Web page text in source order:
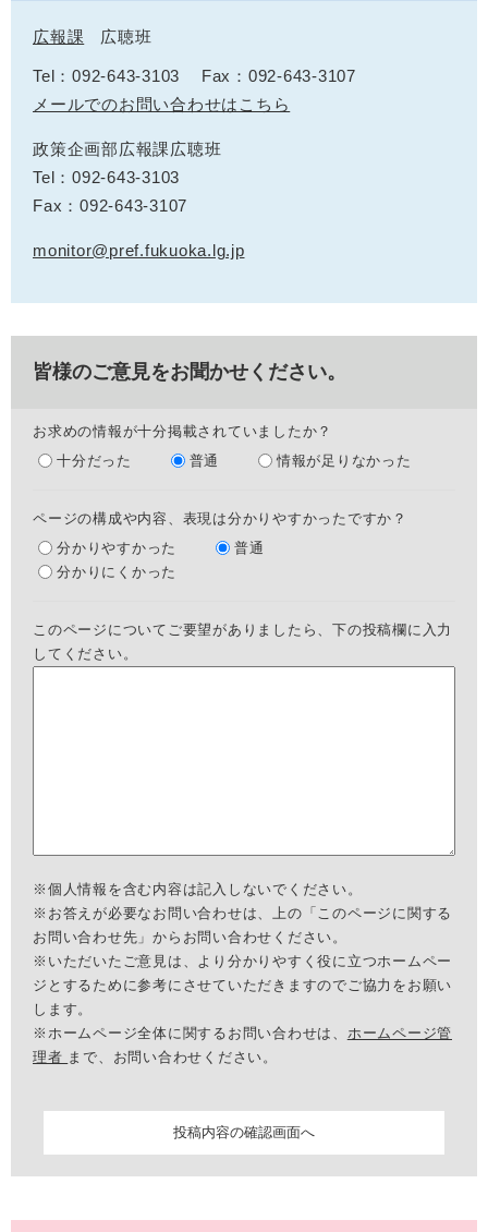
広報課 広聴班
Tel：092-643-3103
Fax：092-643-3107
メールでのお問い合わせはこちら
政策企画部広報課広聴班
Tel：092-643-3103
Fax：092-643-3107
monitor@pref.fukuoka.lg.jp
皆様のご意見をお聞かせください。
お求めの情報が十分掲載されていましたか？
十分だった
普通 情報が足りなかった
ページの構成や内容、表現は分かりやすかったですか？
分かりやすかった
普通
分かりにくかった
このページについてご要望がありましたら、下の投稿欄に入力
してください。
※個人情報を含む内容は記入しないでください。
※お答えが必要なお問い合わせは、上の「このページに関する
お問い合わせ先」からお問い合わせください。
※いただいたご意見は、より分かりやすく役に立つホームペー
ジとするために参考にさせていただきますのでご協力をお願い
します。
※ホームページ全体に関するお問い合わせは、 ホームページ管
理者 まで、お問い合わせください。